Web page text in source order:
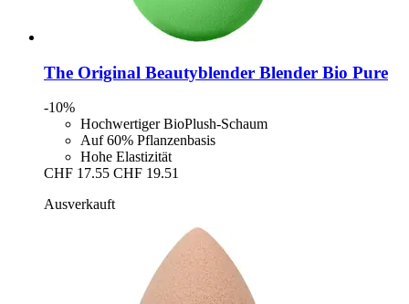
The Original Beautyblender Blender Bio Pure
-10%
Hochwertiger BioPlush-Schaum
Auf 60% Pflanzenbasis
Hohe Elastizität
CHF 17.55 CHF 19.51
Ausverkauft